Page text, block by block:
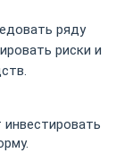
ряду
риски и